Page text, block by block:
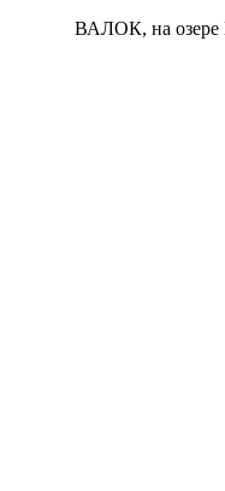
ВАЛОК, на озере